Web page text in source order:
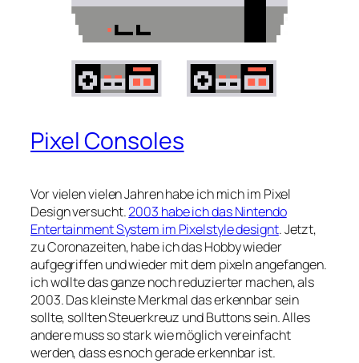
Pixel Consoles
Vor vielen vielen Jahren habe ich mich im Pixel
Design versucht.2003 habe ich das Nintendo
Entertainment System im Pixelstyle designt. Jetzt,
zu Coronazeiten, habe ich das Hobby wieder
aufgegriffen und wieder mit dem pixeln angefangen.
ich wollte das ganze noch reduzierter machen, als
2003. Das kleinste Merkmal das erkennbar sein
sollte, sollten Steuerkreuz und Buttons sein. Alles
andere muss so stark wie möglich vereinfacht
werden, dass es noch gerade erkennbar ist.